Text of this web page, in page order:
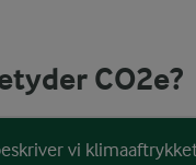
CO2e?
vi